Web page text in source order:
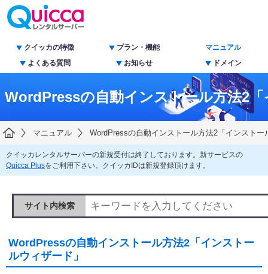
クイッカの特徴 プラン・機能
マニュアル
よくある質問
お知らせ ドメイン
WordPressの自動インストール方法2
マニュアル WordPressの自動インストール方法2「インストー
クイッカレンタルサーバーの新規受付は終了しております。新サービスの
Quicca Plusをご利用下さい。クイッカIDは新規登録頂けます。
サイト内検索
WordPressの自動インストール方法2「インストー
ルウィザード」